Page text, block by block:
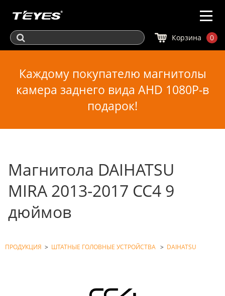
Корзина 0
Каждому покупателю магнитолы
камера заднего вида AHD 1080P-в
подарок!
Магнитола DAIHATSU
MIRA 2013-2017 CC4 9
дюймов
ПРОДУКЦИЯ > ШТАТНЫЕ ГОЛОВНЫЕ УСТРОЙСТВА > DAIHATSU